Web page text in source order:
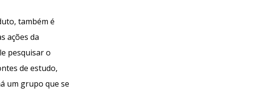
também é
ações da
pesquisar o
de estudo,
um grupo que se